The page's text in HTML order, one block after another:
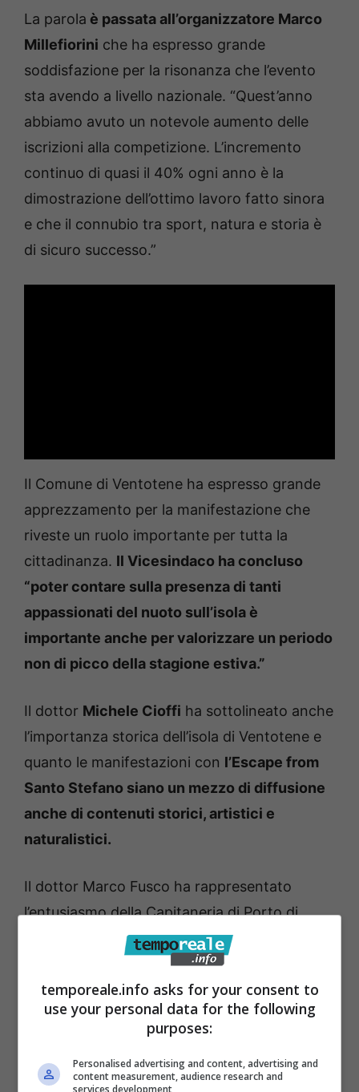
La parola è passata all’organizzatore Marco
Millefiorini che ha espresso grande
soddisfazione per la risonanza che l’evento
sta avendo a livello nazionale. “Quest’anno
abbiamo avuto un notevole aumento delle
iscrizioni alla competizione. L’incremento
continuo di quasi il 40% ogni anno è la
dimostrazione dell’ottimo lavoro fatto sinora
e che il connubio tra sport, natura e storia è
di sicuro successo.”
Il Comune di Ventotene ha espresso grande
apprezzamento per la manifestazione che
riveste un ruolo importante per tutta la
cittadinanza. Il Vicesindaco ha concluso
“poter contare sulla presenza di tanti
appassionati del nuoto sull’isola è
importante anche per valorizzare un periodo
non di picco della stagione estiva.”
Il dottor Michele Cioffi ha sottolineato anche
l’importanza storica dell’isola di Ventotene e
quanto le manifestazioni con l’Escape from
Santo Stefano siano un mezzo di diffusione
anche di contenuti storici, artistici e
naturalistici.
Il dottor Marco Fusco ha rappresentato
l’entusiasmo della Capitaneria di Porto di
Ventotene nel supportare l’evento sia in mare
con alcune imbarcazioni a seguito della
manifestazione, sia a terra nel delicato
momento dell’arrivo dei concorrenti presso la
spiaggia di Calanave.
Unaquarta edizione, quindi, che si
temporeale.info asks for your consent to
use your personal data for the following
purposes:
Personalised advertising and content, advertising and
content measurement, audience research and
services development